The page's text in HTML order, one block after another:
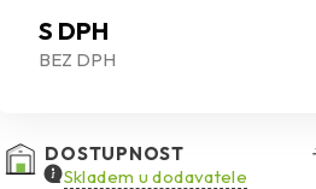
S DPH
BEZ DPH
DOSTUPNOST
Skladem u dodavatele